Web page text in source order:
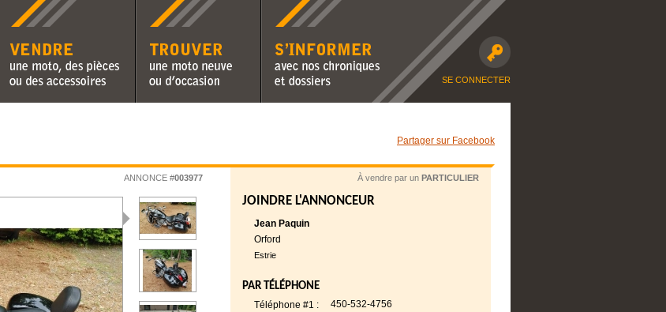
Vendre une moto, des pièces ou
des accessoires
Trouver une moto neuve ou
d'occasion
S'informer avec nos
chroniques moto et dossiers
SE CONNECTER
Partager sur Facebook
ANNONCE #003977 À vendre par un PARTICULIER
JOINDRE L'ANNONCEUR
Jean Paquin
Orford
Estrie
PAR TÉLÉPHONE
Téléphone #1 : 450-532-4756